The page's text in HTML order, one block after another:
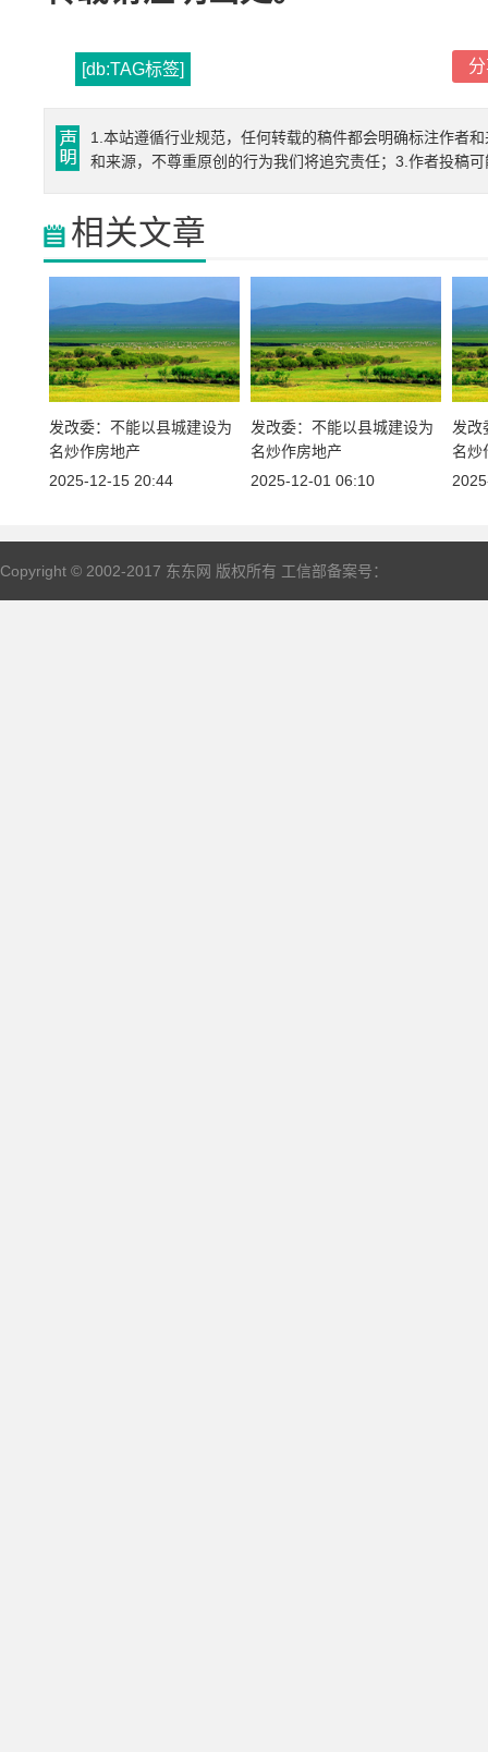
[db:TAG标签]
1.本站遵循行业规范，任何转载的稿件都会明确标注作者
和来源，不尊重原创的行为我们将追究责任；3.作者投稿
相关文章
发改委：不能以县城建设为
名炒作房地产
2025-12-15 20:44
发改委：不能以县城建设为
名炒作房地产
2025-12-01 06:10
发改
名炒
Copyright © 2002-2017 东东网 版权所有 工信部备案号：